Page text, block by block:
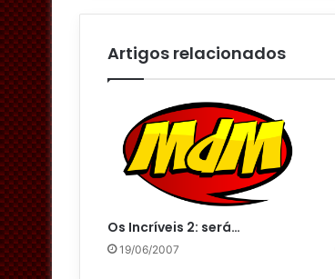
Artigos relacionados
Os Incríveis 2: será…
19/06/2007